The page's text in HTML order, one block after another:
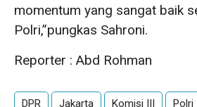
momentum yang sangat baik
Polri,”pungkas Sahroni.
Reporter : Abd Rohman
DPR Jakarta Komisi III Polri